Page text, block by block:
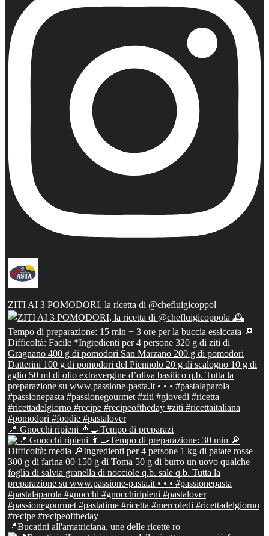
ZITI AI 3 POMODORI, la ricetta di @chefluigicoppol
📍 Gnocchi ripieni 👨‍🍳Tempo di preparazi
📍Bucatini all'amatriciana, une delle ricette ro